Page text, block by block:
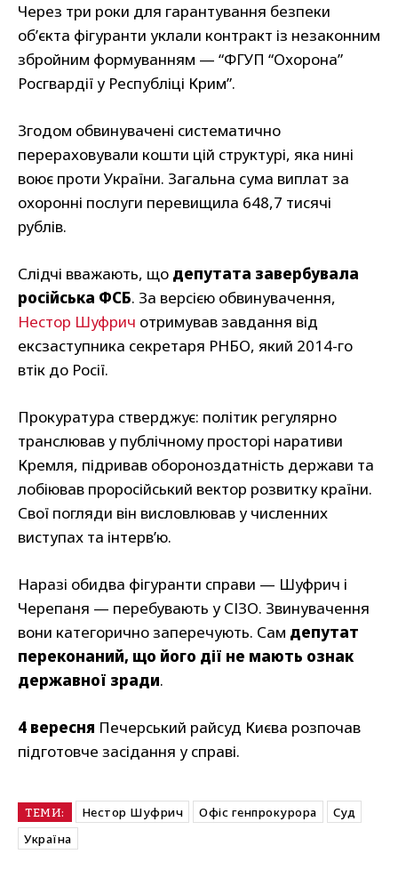
Через три роки для гарантування безпеки
об’єкта фігуранти уклали контракт із незаконним
збройним формуванням — “ФГУП “Охорона”
Росгвардії у Республіці Крим”.
Згодом обвинувачені систематично
перераховували кошти цій структурі, яка нині
воює проти України. Загальна сума виплат за
охоронні послуги перевищила 648,7 тисячі
рублів.
Слідчі вважають, що депутата завербувала
російська ФСБ. За версією обвинувачення,
Нестор Шуфрич отримував завдання від
ексзаступника секретаря РНБО, який 2014-го
втік до Росії.
Прокуратура стверджує: політик регулярно
транслював у публічному просторі наративи
Кремля, підривав обороноздатність держави та
лобіював проросійський вектор розвитку країни.
Свої погляди він висловлював у численних
виступах та інтерв’ю.
Наразі обидва фігуранти справи — Шуфрич і
Черепаня — перебувають у СІЗО. Звинувачення
вони категорично заперечують. Сам депутат
переконаний, що його дії не мають ознак
державної зради.
4 вересня Печерський райсуд Києва розпочав
підготовче засідання у справі.
ТЕМИ: Нестор Шуфрич Офіс генпрокурора
Суд
Україна